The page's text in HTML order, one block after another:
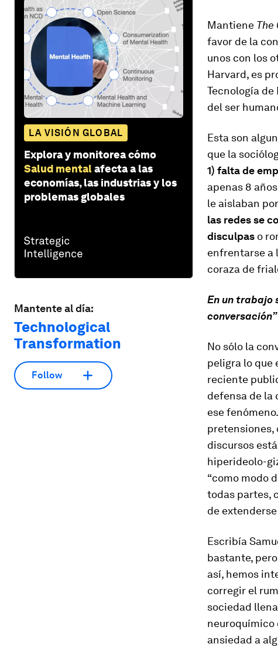
LA VISIÓN GLOBAL
Explora y monitorea cómo
Salud mentalafecta a las
economías, las industrias y los
problemas globales
Mantente al día:
Technological
Transformation
Follow
Mantiene The
favor de la
unos con los
Harvard, es
Tecnología
del ser
Esta son
que la
1) falta de
apenas 8
le aislaban
las redes se
disculpas o
enfrentarse a
coraza de
En un trabajo
conversación”
No sólo la
peligra lo que
reciente
defensa de la
ese
pretensiones,
discursos
hiperideolo-
“como modo
todas partes,
de
Escribía
bastante,
así, hemos
corregir el
sociedad
neuroquímico
ansiedad a